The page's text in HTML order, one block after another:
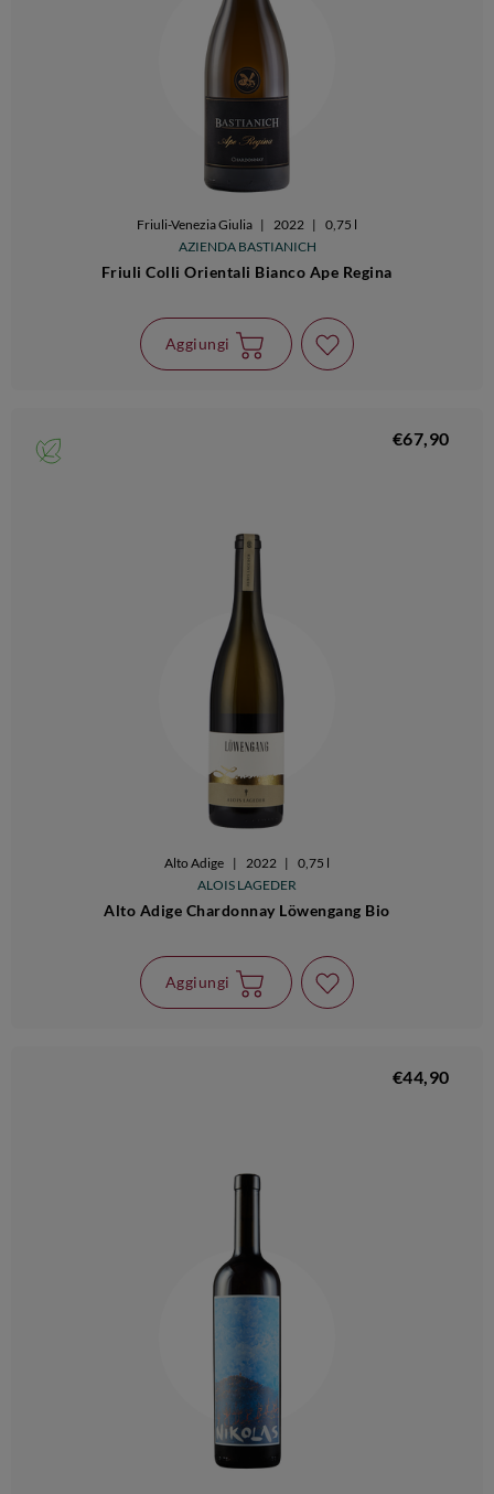
Friuli-Venezia Giulia | 2022 |
0,75 l
AZIENDA BASTIANICH
Friuli Colli Orientali Bianco Ape Regina
Aggiungi
€67,90
Alto Adige | 2022 | 0,75 l
ALOIS LAGEDER
Alto Adige Chardonnay Löwengang Bio
Aggiungi
€44,90